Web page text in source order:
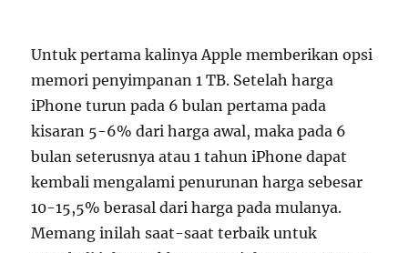
Untuk pertama kalinya Apple memberikan opsi
memori penyimpanan 1 TB. Setelah harga
iPhone turun pada 6 bulan pertama pada
kisaran 5-6% dari harga awal, maka pada 6
bulan seterusnya atau 1 tahun iPhone dapat
kembali mengalami penurunan harga sebesar
10-15,5% berasal dari harga pada mulanya.
Memang inilah saat-saat terbaik untuk